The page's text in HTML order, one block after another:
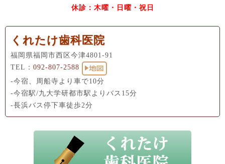
休診：木曜・日曜・祝日
くれたけ歯科医院
福岡県福岡市西区今津4801-91
TEL： 092-807-2588
-今宿、周船寺より車で10分
-今宿駅/九大学研都市駅よりバス15分
-長浜バス停下車徒歩2分